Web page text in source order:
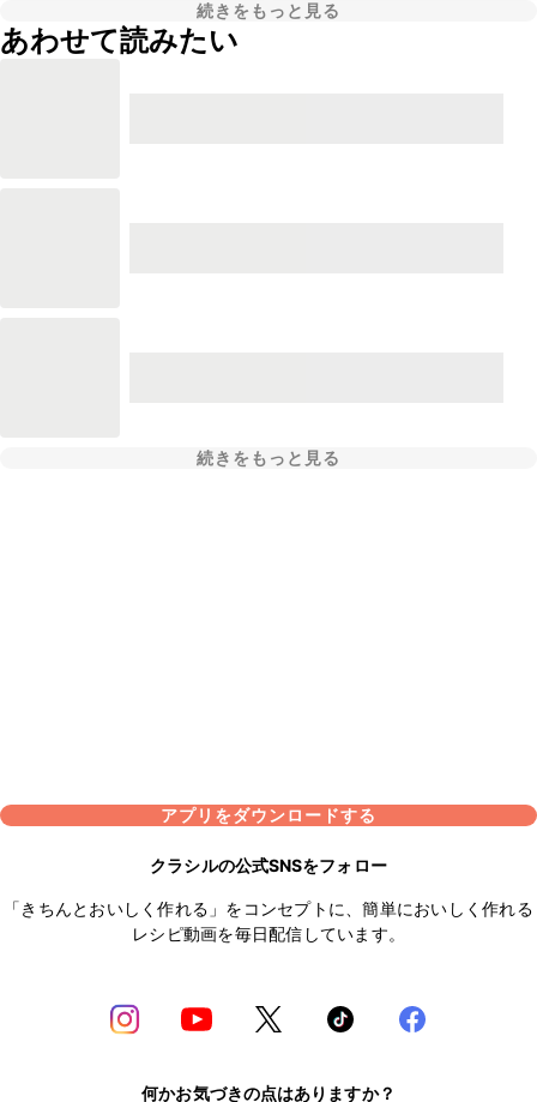
続きをもっと見る
あわせて読みたい
続きをもっと見る
アプリをダウンロードする
クラシルの公式SNSをフォロー
「きちんとおいしく作れる」をコンセプトに、簡単においしく作れる
レシピ動画を毎日配信しています。
何かお気づきの点はありますか？